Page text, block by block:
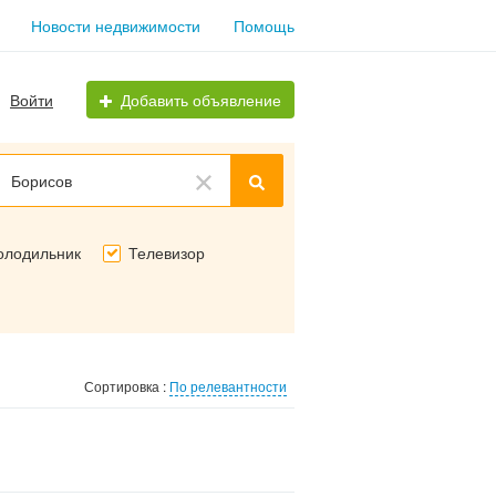
Новости недвижимости Помощь
Войти Добавить объявление
Борисов
Телевизор
Сортировка : По релевантности